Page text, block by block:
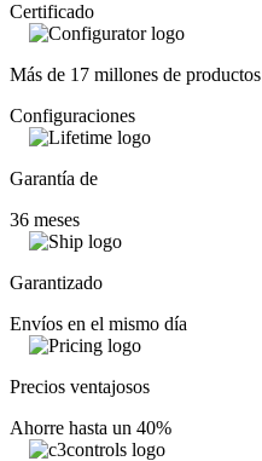
Certificado
Más de 17 millones de productos
Configuraciones
Garantía de
36 meses
Garantizado
Envíos en el mismo día
Precios ventajosos
Ahorre hasta un 40%